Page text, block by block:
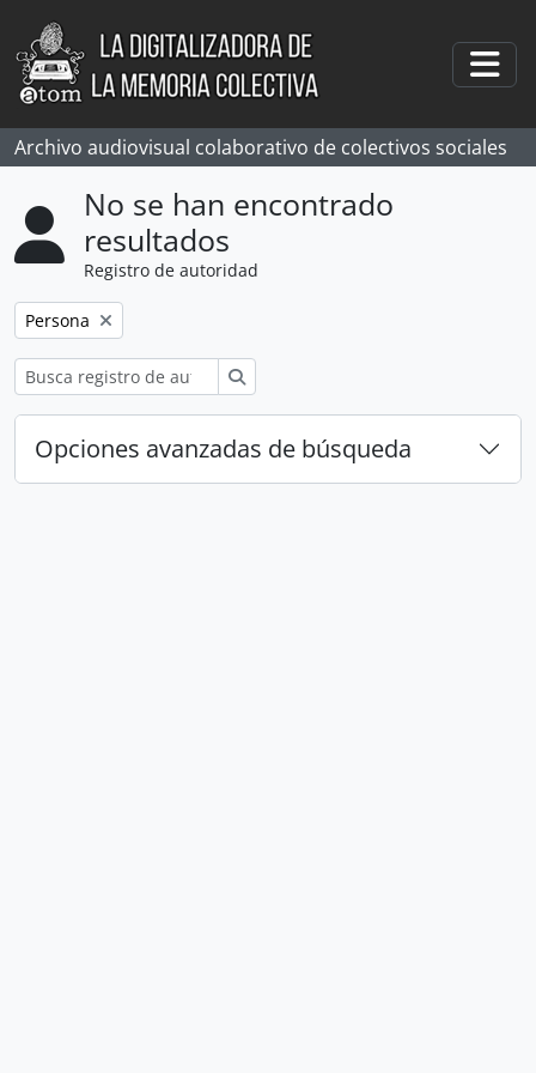
Skip to main content
Archivo audiovisual colaborativo de colectivos sociales
No se han encontrado
resultados
Registro de autoridad
Remove filter:
Persona
Opciones avanzadas de búsqueda